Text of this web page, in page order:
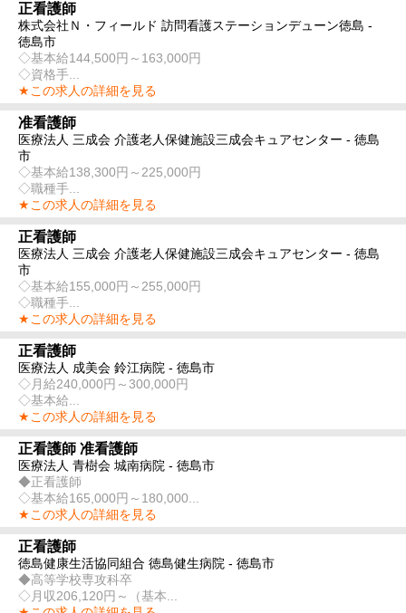
正看護師
株式会社Ｎ・フィールド 訪問看護ステーションデューン徳島 -
徳島市
◇基本給144,500円～163,000円
◇資格手...
★この求人の詳細を見る
准看護師
医療法人 三成会 介護老人保健施設三成会キュアセンター - 徳島
市
◇基本給138,300円～225,000円
◇職種手...
★この求人の詳細を見る
正看護師
医療法人 三成会 介護老人保健施設三成会キュアセンター - 徳島
市
◇基本給155,000円～255,000円
◇職種手...
★この求人の詳細を見る
正看護師
医療法人 成美会 鈴江病院 - 徳島市
◇月給240,000円～300,000円
◇基本給...
★この求人の詳細を見る
正看護師 准看護師
医療法人 青樹会 城南病院 - 徳島市
◆正看護師
◇基本給165,000円～180,000...
★この求人の詳細を見る
正看護師
徳島健康生活協同組合 徳島健生病院 - 徳島市
◆高等学校専攻科卒
◇月収206,120円～（基本...